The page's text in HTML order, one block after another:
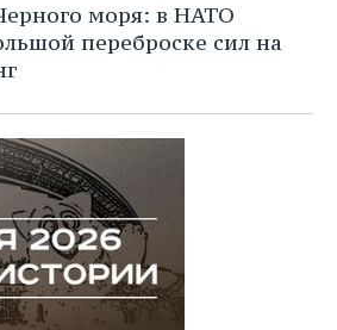
моря: в НАТО
переброске сил на